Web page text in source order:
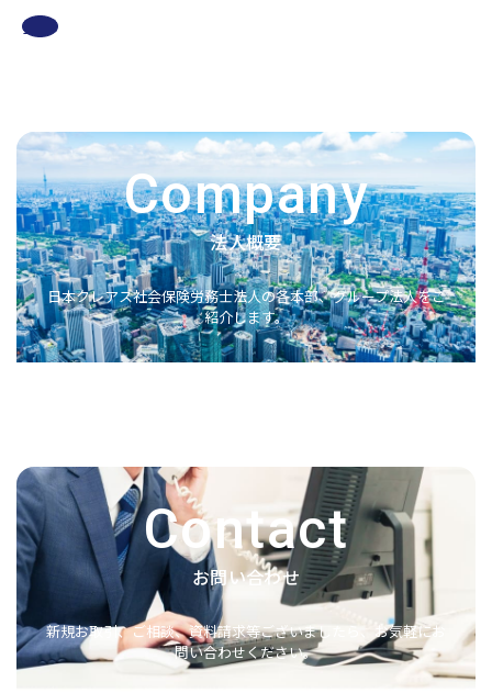
1 2
Company
法人概要
日本クレアス社会保険労務士法人の各本部、グループ法人をご
紹介します。
Contact
お問い合わせ
新規お取引、ご相談、資料請求等ございましたら、お気軽にお
問い合わせください。